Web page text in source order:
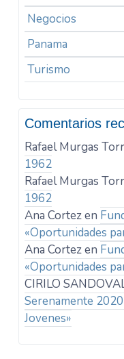
Negocios
Panama
Turismo
Comentarios
Rafael Murgas
1962
Rafael Murgas
1962
Ana Cortezen
«Oportunidades
Ana Cortezen
«Oportunidades
CIRILO
Serenamente
Jovenes»